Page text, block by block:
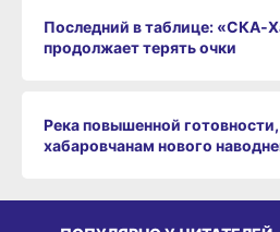
Последний в таблице:
продолжает терять очки
Река повышенной
хабаровчанам нового